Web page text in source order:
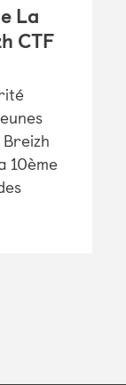
La
CTF
10ème